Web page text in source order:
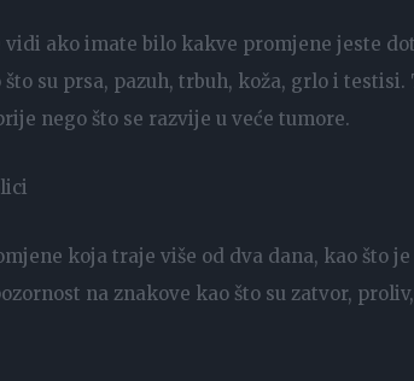
vidi ako imate bilo kakve promjene jeste
su prsa, pazuh, trbuh, koža, grlo i
nego što se razvije u veće tumore.
koja traje više od dva dana, kao što
na znakove kao što su zatvor,